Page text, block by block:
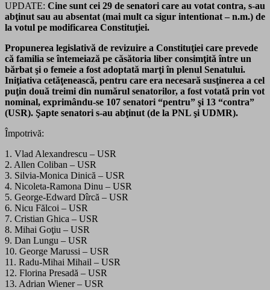
UPDATE: Cine sunt cei 29 de senatori care au votat contra, s-au
abţinut sau au absentat (mai mult ca sigur intentionat – n.m.) de
la votul pe modificarea Constituţiei.
Propunerea legislativă de revizuire a Constituţiei care prevede
că familia se întemeiază pe căsătoria liber consimţită între un
bărbat şi o femeie a fost adoptată marţi în plenul Senatului.
Iniţiativa cetăţenească, pentru care era necesară susţinerea a cel
puţin două treimi din numărul senatorilor, a fost votată prin vot
nominal, exprimându-se 107 senatori “pentru” şi 13 “contra”
(USR). Şapte senatori s-au abţinut (de la PNL şi UDMR).
Împotrivă:
1. Vlad Alexandrescu – USR
2. Allen Coliban – USR
3. Silvia-Monica Dinică – USR
4. Nicoleta-Ramona Dinu – USR
5. George-Edward Dîrcă – USR
6. Nicu Fălcoi – USR
7. Cristian Ghica – USR
8. Mihai Goţiu – USR
9. Dan Lungu – USR
10. George Marussi – USR
11. Radu-Mihai Mihail – USR
12. Florina Presadă – USR
13. Adrian Wiener – USR